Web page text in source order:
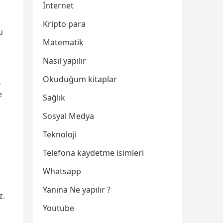
İnternet
Kripto para
Matematik
Nasıl yapılır
Okuduğum kitaplar
Sağlık
Sosyal Medya
Teknoloji
Telefona kaydetme isimleri
Whatsapp
Yanına Ne yapılır ?
Youtube